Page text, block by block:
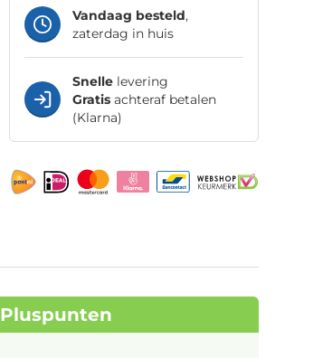
Vandaag besteld,
zaterdag in huis
Snellelevering
Gratisachteraf betalen
(Klarna)
Pluspunten